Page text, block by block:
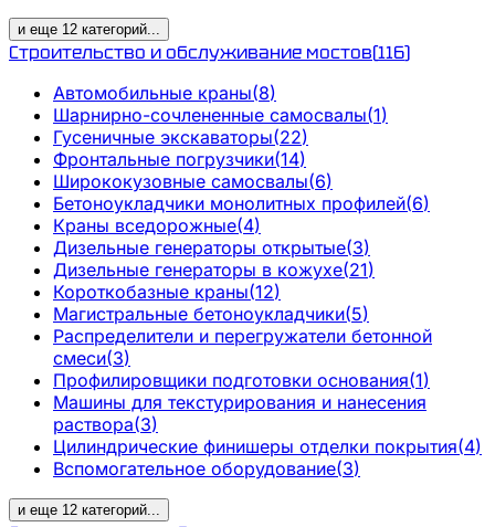
и еще 12 категорий...
Строительство и обслуживание мостов(116)
Автомобильные краны(8)
Шарнирно-сочлененные самосвалы(1)
Гусеничные экскаваторы(22)
Фронтальные погрузчики(14)
Ширококузовные самосвалы(6)
Бетоноукладчики монолитных профилей(6)
Краны вседорожные(4)
Дизельные генераторы открытые(3)
Дизельные генераторы в кожухе(21)
Короткобазные краны(12)
Магистральные бетоноукладчики(5)
Распределители и перегружатели бетонной
смеси(3)
Профилировщики подготовки основания(1)
Машины для текстурирования и нанесения
раствора(3)
Цилиндрические финишеры отделки покрытия(4)
Вспомогательное оборудование(3)
и еще 12 категорий...